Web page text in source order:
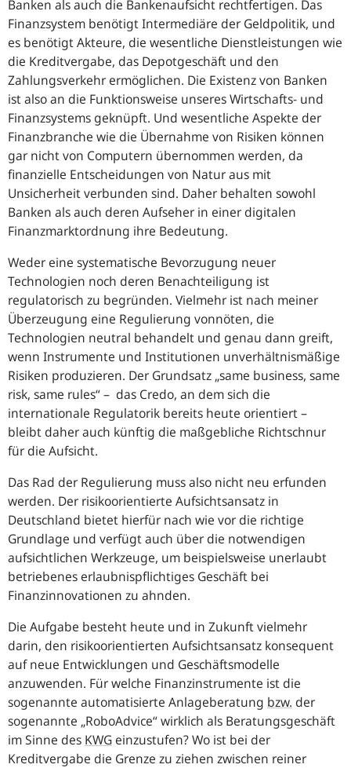
Banken als auch die Bankenaufsicht rechtfertigen. Das
Finanzsystem benötigt Intermediäre der Geldpolitik, und
es benötigt Akteure, die wesentliche Dienstleistungen wie
die Kreditvergabe, das Depotgeschäft und den
Zahlungsverkehr ermöglichen. Die Existenz von Banken
ist also an die Funktionsweise unseres Wirtschafts- und
Finanzsystems geknüpft. Und wesentliche Aspekte der
Finanzbranche wie die Übernahme von Risiken können
gar nicht von Computern übernommen werden, da
finanzielle Entscheidungen von Natur aus mit
Unsicherheit verbunden sind. Daher behalten sowohl
Banken als auch deren Aufseher in einer digitalen
Finanzmarktordnung ihre Bedeutung.
Weder eine systematische Bevorzugung neuer
Technologien noch deren Benachteiligung ist
regulatorisch zu begründen. Vielmehr ist nach meiner
Überzeugung eine Regulierung vonnöten, die
Technologien neutral behandelt und genau dann greift,
wenn Instrumente und Institutionen unverhältnismäßige
Risiken produzieren. Der Grundsatz „same business, same
risk, same rules“ – das Credo, an dem sich die
internationale Regulatorik bereits heute orientiert –
bleibt daher auch künftig die maßgebliche Richtschnur
für die Aufsicht.
Das Rad der Regulierung muss also nicht neu erfunden
werden. Der risikoorientierte Aufsichtsansatz in
Deutschland bietet hierfür nach wie vor die richtige
Grundlage und verfügt auch über die notwendigen
aufsichtlichen Werkzeuge, um beispielsweise unerlaubt
betriebenes erlaubnispflichtiges Geschäft bei
Finanzinnovationen zu ahnden.
Die Aufgabe besteht heute und in Zukunft vielmehr
darin, den risikoorientierten Aufsichtsansatz konsequent
auf neue Entwicklungen und Geschäftsmodelle
anzuwenden. Für welche Finanzinstrumente ist die
sogenannte automatisierte Anlageberatung bzw. der
sogenannte „RoboAdvice“ wirklich als Beratungsgeschäft
im Sinne des KWG einzustufen? Wo ist bei der
Kreditvergabe die Grenze zu ziehen zwischen reiner